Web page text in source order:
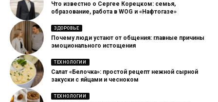
Что известно о Сергее Корецком: семья,
образование, работа в WOG и «Нафтогазе»
ЗДОРОВЬЕ
Почему люди устают от общения: главные причины
эмоционального истощения
ТЕХНОЛОГИИ
Салат «Белочка»: простой рецепт нежной сырной
закуски с яйцами и чесноком
ТЕХНОЛОГИИ